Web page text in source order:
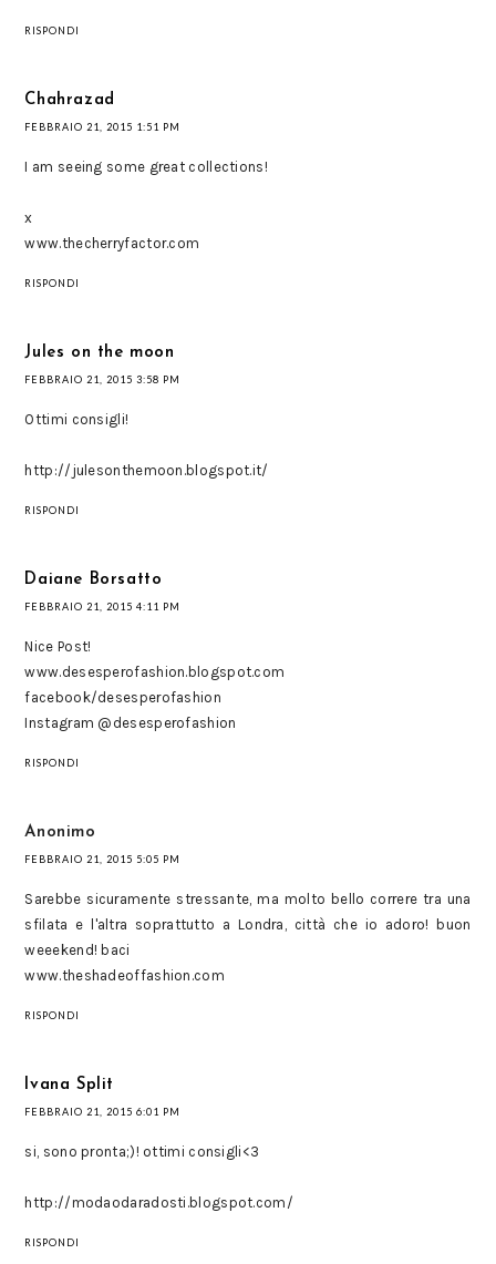
RISPONDI
Chahrazad
FEBBRAIO 21, 2015 1:51 PM
I am seeing some great collections!
x
www.thecherryfactor.com
RISPONDI
Jules on the moon
FEBBRAIO 21, 2015 3:58 PM
Ottimi consigli!
http://julesonthemoon.blogspot.it/
RISPONDI
Daiane Borsatto
FEBBRAIO 21, 2015 4:11 PM
Nice Post!
www.desesperofashion.blogspot.com
facebook/desesperofashion
Instagram @desesperofashion
RISPONDI
Anonimo
FEBBRAIO 21, 2015 5:05 PM
Sarebbe sicuramente stressante, ma molto bello correre tra una
sfilata e l'altra soprattutto a Londra, città che io adoro! buon
weeekend! baci
www.theshadeoffashion.com
RISPONDI
Ivana Split
FEBBRAIO 21, 2015 6:01 PM
si, sono pronta;)! ottimi consigli<3
http://modaodaradosti.blogspot.com/
RISPONDI